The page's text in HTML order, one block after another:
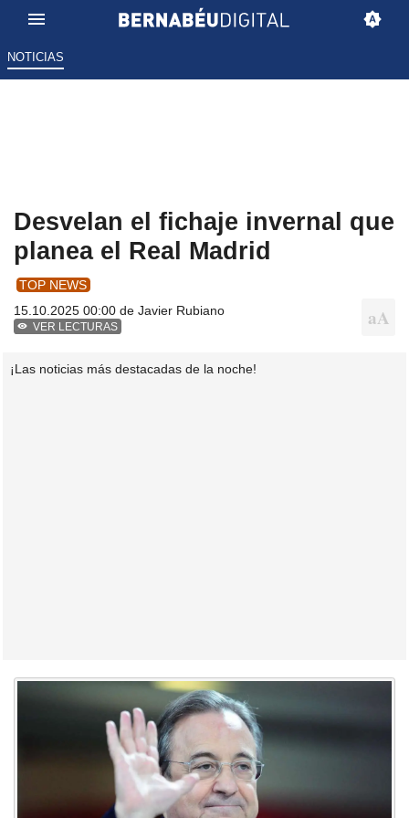
NOTICIAS
Desvelan el fichaje invernal que
planea el Real Madrid
TOP NEWS
15.10.2025 00:00 de Javier Rubiano
VER LECTURAS
¡Las noticias más destacadas de la noche!